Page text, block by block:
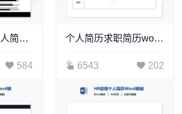
时尚简约单页个人简历word文档(10)
584
个人简历求职简历word空白标准表格(2)
6543 202